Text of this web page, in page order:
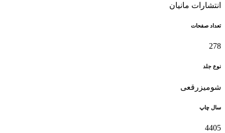
انتشارات مانیان
تعداد صفحات
278
نوع جلد
شومیزرقعی
سال چاپ
4405